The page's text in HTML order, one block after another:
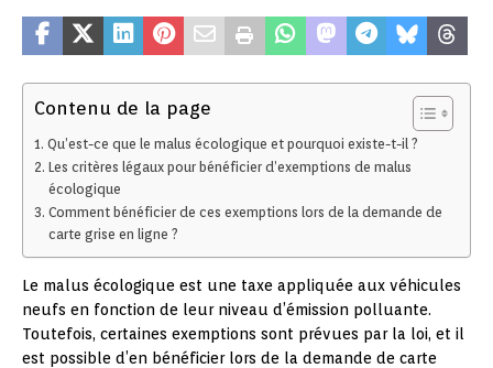
Contenu de la page
Qu’est-ce que le malus écologique et pourquoi existe-t-il ?
Les critères légaux pour bénéficier d’exemptions de malus
écologique
Comment bénéficier de ces exemptions lors de la demande de
carte grise en ligne ?
Le malus écologique est une taxe appliquée aux véhicules
neufs en fonction de leur niveau d’émission polluante.
Toutefois, certaines exemptions sont prévues par la loi, et il
est possible d’en bénéficier lors de la demande de carte